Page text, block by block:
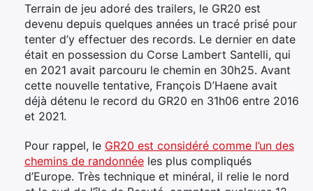
Terrain de jeu adoré des trailers, le GR20 est
devenu depuis quelques années un tracé prisé pour
tenter d’y effectuer des records. Le dernier en date
était en possession du Corse Lambert Santelli, qui
en 2021 avait parcouru le chemin en 30h25. Avant
cette nouvelle tentative, François D’Haene avait
déjà détenu le record du GR20 en 31h06 entre 2016
et 2021.
Pour rappel, le GR20 est considéré comme l’un des
chemins de randonnée les plus compliqués
d’Europe. Très technique et minéral, il relie le nord